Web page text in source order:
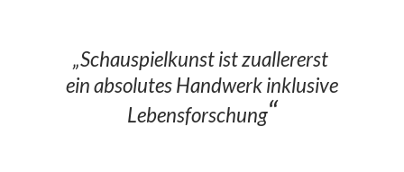
„Schauspielkunst ist zuallererst
ein absolutes Handwerkinklusive
Lebensforschung“